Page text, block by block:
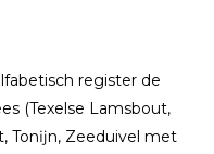
register de
(Texelse Lamsbout,
Tonĳn, Zeeduivel met